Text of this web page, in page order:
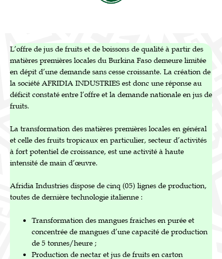
L’offre de jus de fruits et de boissons de qualité à partir des
matières premières locales du Burkina Faso demeure limitée
en dépit d’une demande sans cesse croissante. La création de
la société AFRIDIA INDUSTRIES est donc une réponse au
déficit constaté entre l’offre et la demande nationale en jus de
fruits.
La transformation des matières premières locales en général
et celle des fruits tropicaux en particulier, secteur d’activités
à fort potentiel de croissance, est une activité à haute
intensité de main d’œuvre.
Afridia Industries dispose de cinq (05) lignes de production,
toutes de dernière technologie italienne :
Transformation des mangues fraiches en purée et
concentrée de mangues d’une capacité de production
de 5 tonnes/heure ;
Production de nectar et jus de fruits en carton